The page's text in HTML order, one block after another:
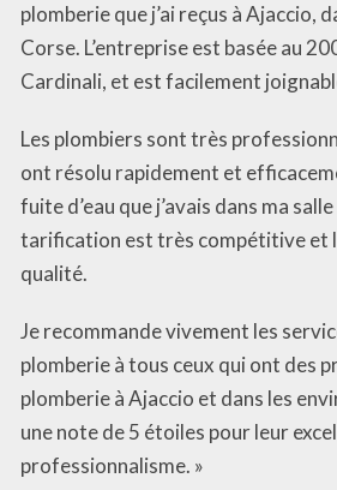
plomberie que j’ai reçus à Ajaccio,
Corse. L’entreprise est basée au
Cardinali, et est facilement
Les plombiers sont très
ont résolu rapidement et
fuite d’eau que j’avais dans ma
tarification est très compétitive et
qualité.
Je recommande vivement les
plomberie à tous ceux qui ont des
plomberie à Ajaccio et dans les
une note de 5 étoiles pour leur
professionnalisme. »